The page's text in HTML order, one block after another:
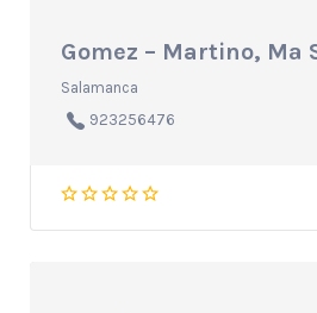
Gomez – Martino, Mª
Salamanca
923256476